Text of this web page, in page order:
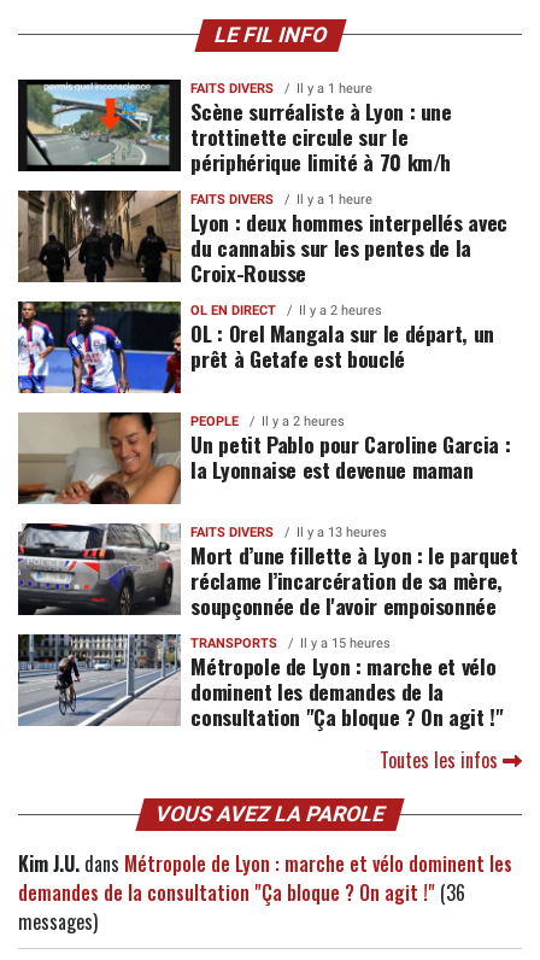
LE FIL INFO
FAITS DIVERS Il y a 1 heure
Scène surréaliste à Lyon : une
trottinette circule sur le
périphérique limité à 70 km/h
FAITS DIVERS Il y a 1 heure
Lyon : deux hommes interpellés avec
du cannabis sur les pentes de la
Croix-Rousse
OL EN DIRECT Il y a 2 heures
OL : Orel Mangala sur le départ, un
prêt à Getafe est bouclé
PEOPLE Il y a 2 heures
Un petit Pablo pour Caroline Garcia :
la Lyonnaise est devenue maman
FAITS DIVERS Il y a 13 heures
Mort d’une fillette à Lyon : le parquet
réclame l’incarcération de sa mère,
soupçonnée de l'avoir empoisonnée
TRANSPORTS Il y a 15 heures
Métropole de Lyon : marche et vélo
dominent les demandes de la
consultation "Ça bloque ? On agit !"
Toutes les infos
VOUS AVEZ LA PAROLE
Kim J.U. dans Métropole de Lyon : marche et vélo dominent les
demandes de la consultation "Ça bloque ? On agit !" (36
messages)